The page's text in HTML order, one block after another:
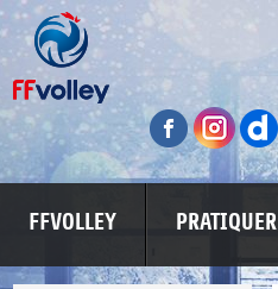
FFVOLLEY PRATIQUER